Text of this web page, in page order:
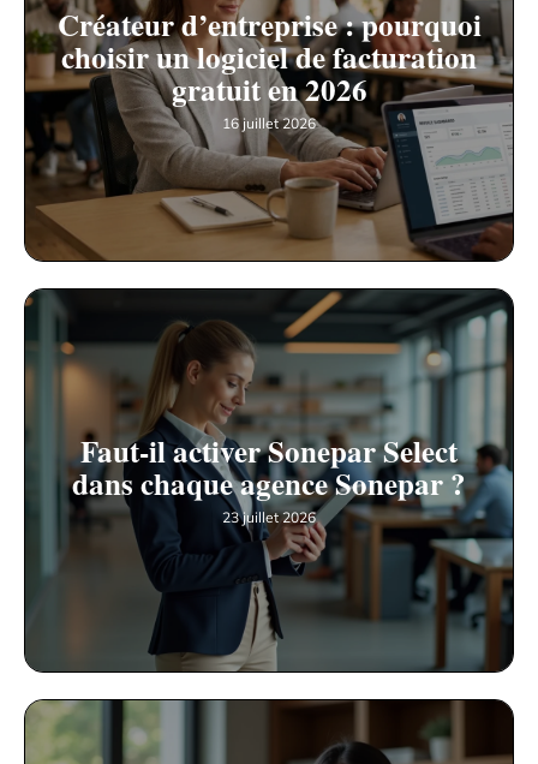
Créateur d’entreprise : pourquoi
choisir un logiciel de facturation
gratuit en 2026
16 juillet 2026
Faut-il activer Sonepar Select
dans chaque agence Sonepar ?
23 juillet 2026